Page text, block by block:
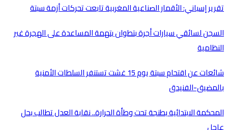
تقرير إسباني: الأقمار الصناعية المغربية تابعت تحركات أزمة سبتة
السجن لسائقي سيارات أجرة بتطوان بتهمة المساعدة على الهجرة غير
النظامية
شائعات عن اقتحام سبتة يوم 15 غشت تستنفر السلطات الأمنية
بالمضيق-الفنيدق
المحكمة الابتدائية بطنجة تحت وطأة الحرارة.. نقابة العدل تطالب بحل